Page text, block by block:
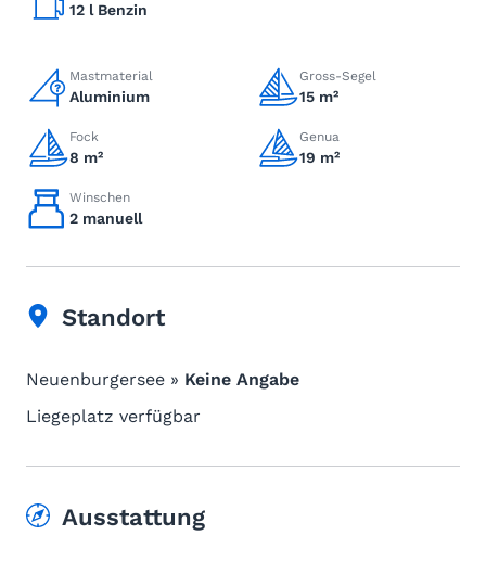
12 l Benzin
Mastmaterial
Aluminium
Gross-Segel
15 m²
Fock
8 m²
Genua
19 m²
Winschen
2 manuell
Standort
Neuenburgersee » Keine Angabe
Liegeplatz verfügbar
Ausstattung